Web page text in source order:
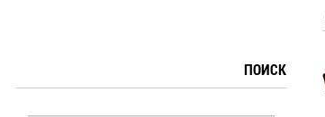
ПОИСК